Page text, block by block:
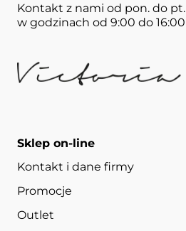
Kontakt z nami od pon. do pt.
w godzinach od 9:00 do 16:00
Sklep on-line
Kontakt i dane firmy
Promocje
Outlet